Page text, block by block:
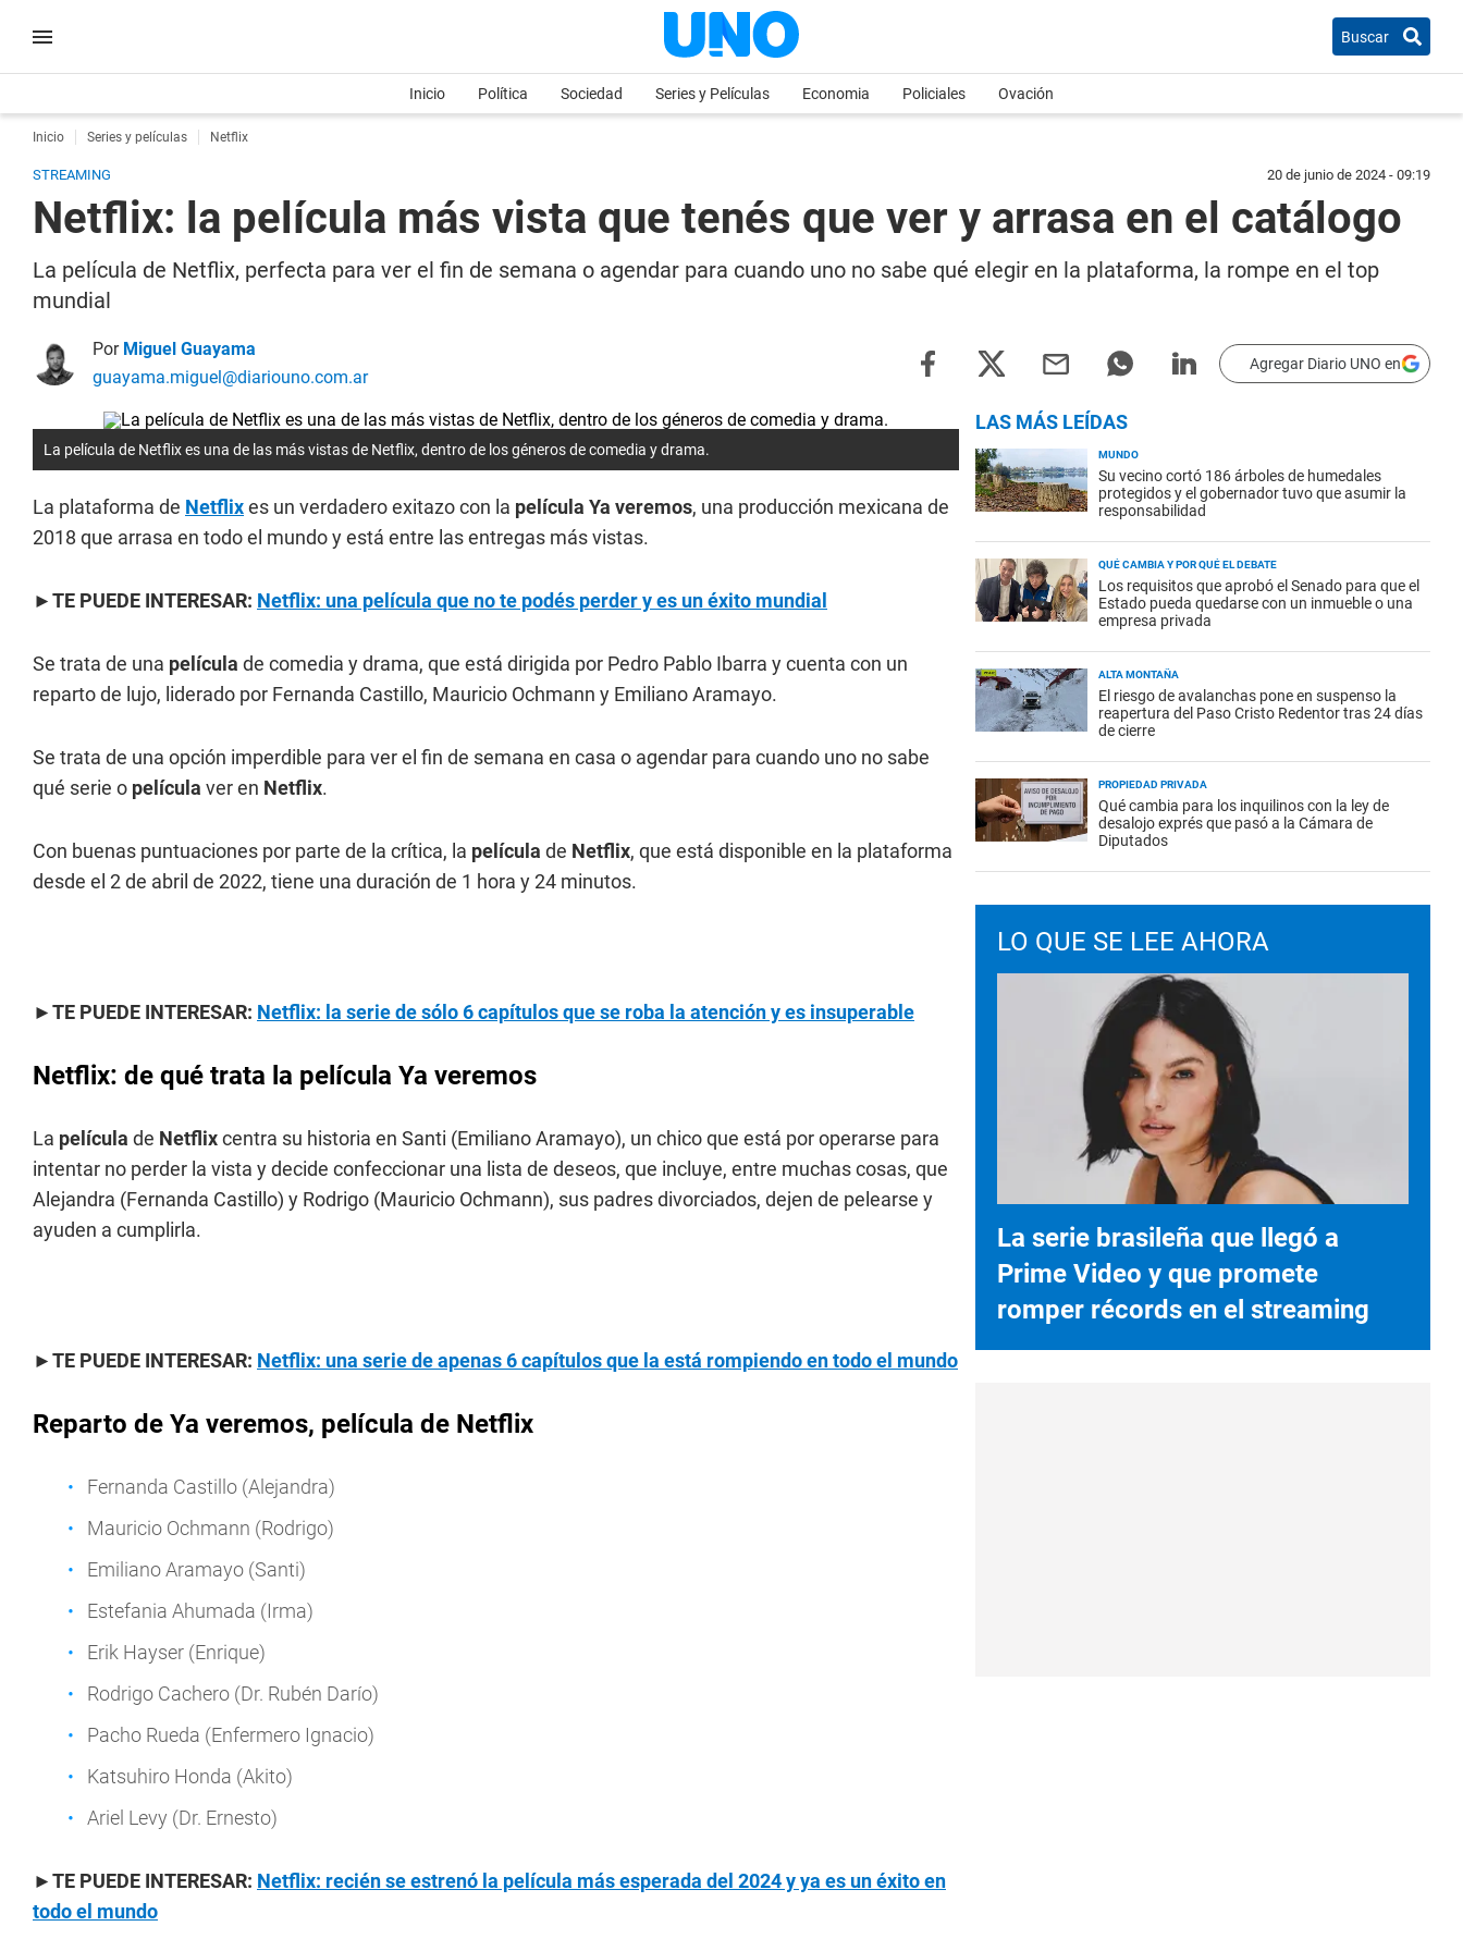
Buscar
Inicio Política Sociedad Series y Películas Economia Policiales Ovación
Inicio Series y películas Netflix
STREAMING 20 de junio de 2024 - 09:19
Netflix: la película más vista que tenés que ver y arrasa en el catálogo
La película de Netflix, perfecta para ver el fin de semana o agendar para cuando uno no sabe qué elegir en la plataforma, la rompe en el top
mundial
Por Miguel Guayama
guayama.miguel@diariouno.com.ar
Agregar Diario UNO en
La película de Netflix es una de las más vistas de Netflix, dentro de los géneros de comedia y drama.
La plataforma de Netflixes un verdadero exitazo con la película Ya veremos, una producción mexicana de
2018 que arrasa en todo el mundo y está entre las entregas más vistas.
►TE PUEDE INTERESAR: Netflix: una película que no te podés perder y es un éxito mundial
Se trata de una película de comedia y drama, que está dirigida por Pedro Pablo Ibarra y cuenta con un
reparto de lujo, liderado por Fernanda Castillo, Mauricio Ochmann y Emiliano Aramayo.
Se trata de una opción imperdible para ver el fin de semana en casa o agendar para cuando uno no sabe
qué serie o película ver en Netflix.
Con buenas puntuaciones por parte de la crítica, la película de Netflix, que está disponible en la plataforma
desde el 2 de abril de 2022, tiene una duración de 1 hora y 24 minutos.
►TE PUEDE INTERESAR: Netflix: la serie de sólo 6 capítulos que se roba la atención y es insuperable
Netflix: de qué trata la película Ya veremos
La película de Netflixcentra su historia en Santi (Emiliano Aramayo), un chico que está por operarse para
intentar no perder la vista y decide confeccionar una lista de deseos, que incluye, entre muchas cosas, que
Alejandra (Fernanda Castillo) y Rodrigo (Mauricio Ochmann), sus padres divorciados, dejen de pelearse y
ayuden a cumplirla.
►TE PUEDE INTERESAR: Netflix: una serie de apenas 6 capítulos que la está rompiendo en todo el mundo
Reparto de Ya veremos, película de Netflix
Fernanda Castillo (Alejandra)
Mauricio Ochmann (Rodrigo)
Emiliano Aramayo (Santi)
Estefania Ahumada (Irma)
Erik Hayser (Enrique)
Rodrigo Cachero (Dr. Rubén Darío)
Pacho Rueda (Enfermero Ignacio)
Katsuhiro Honda (Akito)
Ariel Levy (Dr. Ernesto)
►TE PUEDE INTERESAR: Netflix: recién se estrenó la película más esperada del 2024 y ya es un éxito en
todo el mundo
LAS MÁS LEÍDAS
MUNDO
Su vecino cortó 186 árboles de humedales
protegidos y el gobernador tuvo que asumir la
responsabilidad
QUÉ CAMBIA Y POR QUÉ EL DEBATE
Los requisitos que aprobó el Senado para que el
Estado pueda quedarse con un inmueble o una
empresa privada
ALTA MONTAÑA
El riesgo de avalanchas pone en suspenso la
reapertura del Paso Cristo Redentor tras 24 días
de cierre
PROPIEDAD PRIVADA
Qué cambia para los inquilinos con la ley de
desalojo exprés que pasó a la Cámara de
Diputados
LO QUE SE LEE AHORA
La serie brasileña que llegó a
Prime Video y que promete
romper récords en el streaming